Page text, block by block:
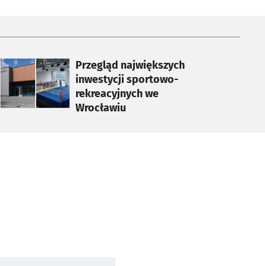
Przegląd największych
inwestycji sportowo-
rekreacyjnych we
Wrocławiu
otworzy się w nowej karcie